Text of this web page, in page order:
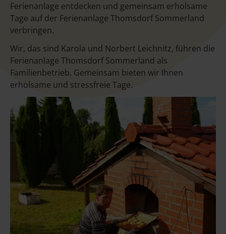
Ferienanlage entdecken und gemeinsam erholsame
Tage auf der Ferienanlage Thomsdorf Sommerland
verbringen.
Wir, das sind Karola und Norbert Leichnitz, führen die
Ferienanlage Thomsdorf Sommerland als
Familienbetrieb. Gemeinsam bieten wir Ihnen
erholsame und stressfreie Tage.